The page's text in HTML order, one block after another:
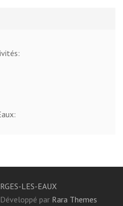
LES-EAUX
par Rara Themes